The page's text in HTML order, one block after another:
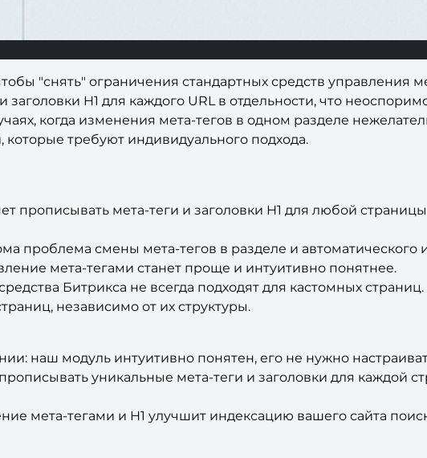
"снять" ограничения стандартных средств управления
заголовки H1 для каждого URL в отдельности, что
когда изменения мета-тегов в одном разделе
требуют индивидуального подхода.
прописывать мета-теги и заголовки H1 для любой
проблема смены мета-тегов в разделе и
мета-тегами станет проще и интуитивно понятнее.
Битрикса не всегда подходят для кастомных
независимо от их структуры.
наш модуль интуитивно понятен, его не нужно
уникальные мета-теги и заголовки для каждой
мета-тегами и H1 улучшит индексацию вашего сайта